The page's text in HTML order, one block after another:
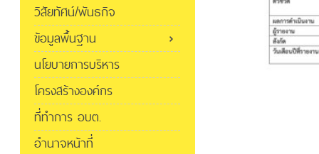
วิสัยทัศน์/พันธกิจ
ข้อมูลพื้นฐาน
นโยบายการบริหาร
โครงสร้างองค์กร
ที่ทำการ อบต.
อำนาจหน้าที่